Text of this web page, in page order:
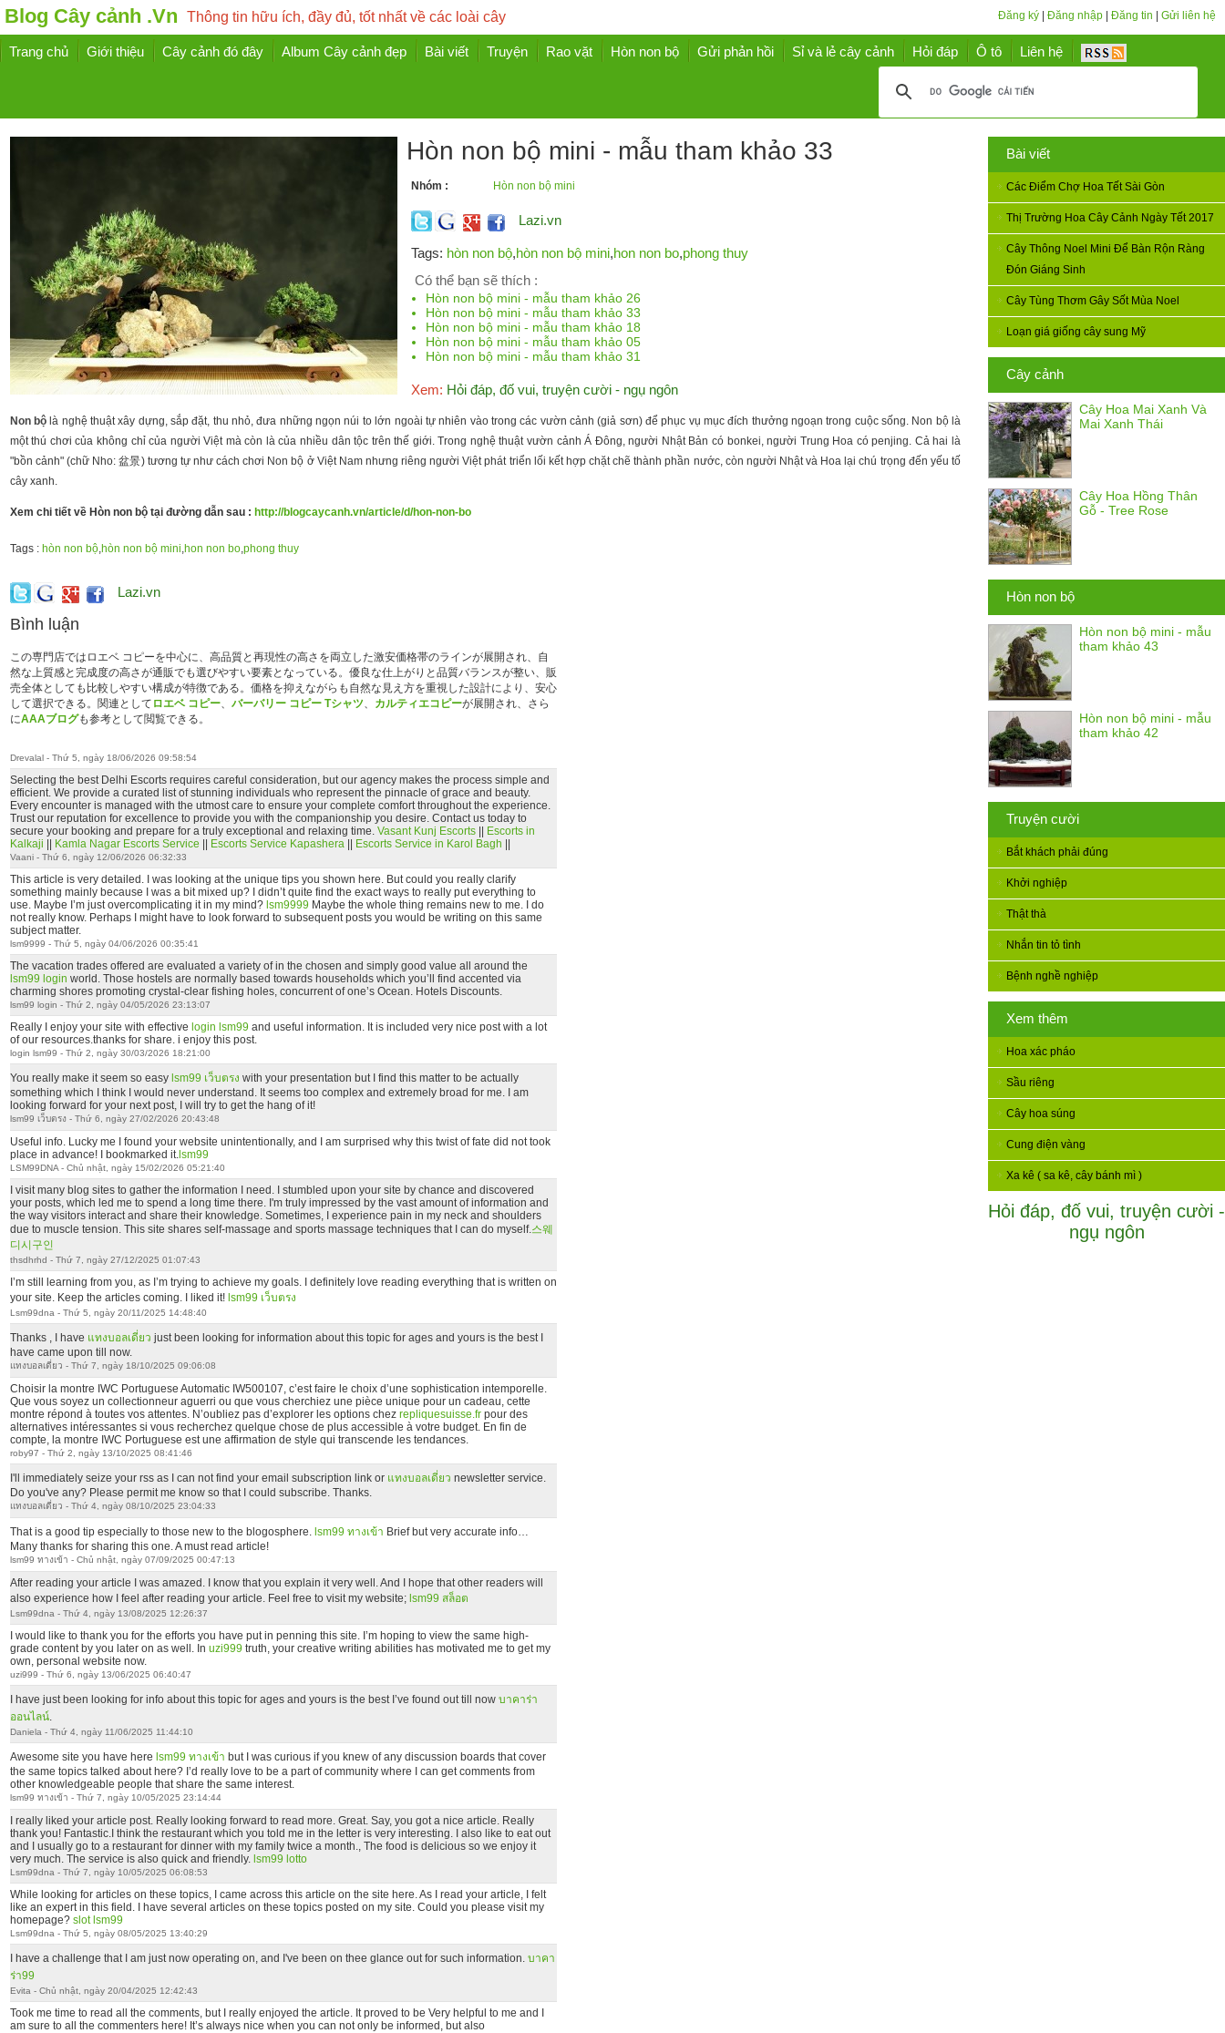
Blog Cây cảnh .Vn Thông tin hữu ích, đầy đủ, tốt nhất về các loài cây Đăng ký Đăng nhập Đăng tin Gửi liên hệ
Trang chủ Giới thiệu Cây cảnh đó đây Album Cây cảnh đẹp Bài viết Truyện Rao vặt Hòn non bộ Gửi phản hồi Sỉ và lẻ cây cảnh Hỏi đáp Ô tô Liên hệ
Bài viết
Các Điểm Chợ Hoa Tết Sài Gòn
Thị Trường Hoa Cây Cảnh Ngày Tết 2017
Cây Thông Noel Mini Để Bàn Rộn Ràng
Đón Giáng Sinh
Cây Tùng Thơm Gây Sốt Mùa Noel
Loạn giá giống cây sung Mỹ
Cây cảnh
Cây Hoa Mai Xanh Và
Mai Xanh Thái
Cây Hoa Hồng Thân
Gỗ - Tree Rose
Hòn non bộ
Hòn non bộ mini - mẫu
tham khảo 43
Hòn non bộ mini - mẫu
tham khảo 42
Truyện cười
Bắt khách phải đúng
Khởi nghiệp
Thật thà
Nhắn tin tỏ tình
Bệnh nghề nghiệp
Xem thêm
Hoa xác pháo
Sầu riêng
Cây hoa súng
Cung điện vàng
Xa kê ( sa kê, cây bánh mì )
Hỏi đáp, đố vui, truyện cười -
ngụ ngôn
Hòn non bộ mini - mẫu tham khảo 33
Nhóm : Hòn non bộ mini
Lazi.vn
Tags: hòn non bộ,hòn non bộ mini,hon non bo,phong thuy
Có thể bạn sẽ thích :
Hòn non bộ mini - mẫu tham khảo 26
Hòn non bộ mini - mẫu tham khảo 33
Hòn non bộ mini - mẫu tham khảo 18
Hòn non bộ mini - mẫu tham khảo 05
Hòn non bộ mini - mẫu tham khảo 31
Xem: Hỏi đáp, đố vui, truyện cười - ngụ ngôn
Non bộ là nghệ thuật xây dựng, sắp đặt, thu nhỏ, đưa những ngọn núi to lớn ngoài tự nhiên vào trong các vườn cảnh (giả sơn) để phục vụ mục đích thưởng ngoạn trong cuộc sống. Non bộ là
một thú chơi của không chỉ của người Việt mà còn là của nhiều dân tộc trên thế giới. Trong nghệ thuật vườn cảnh Á Đông, người Nhật Bản có bonkei, người Trung Hoa có penjing. Cả hai là
"bồn cảnh" (chữ Nho: 盆景) tương tự như cách chơi Non bộ ở Việt Nam nhưng riêng người Việt phát triển lối kết hợp chặt chẽ thành phần nước, còn người Nhật và Hoa lại chú trọng đến yếu tố
cây xanh.
Xem chi tiết về Hòn non bộ tại đường dẫn sau : http://blogcaycanh.vn/article/d/hon-non-bo
Tags : hòn non bộ,hòn non bộ mini,hon non bo,phong thuy
Lazi.vn
Bình luận
この専門店ではロエベ コピーを中心に、高品質と再現性の高さを両立した激安価格帯のラインが展開され、自
然な上質感と完成度の高さが通販でも選びやすい要素となっている。優良な仕上がりと品質バランスが整い、販
売全体としても比較しやすい構成が特徴である。価格を抑えながらも自然な見え方を重視した設計により、安心
して選択できる。関連として ロエベ コピー、 バーバリー コピー Tシャツ、 カルティエコピーが展開され、さら
にAAAブログも参考として閲覧できる。
Drevalal - Thứ 5, ngày 18/06/2026 09:58:54
Selecting the best Delhi Escorts requires careful consideration, but our agency makes the process simple and
efficient. We provide a curated list of stunning individuals who represent the pinnacle of grace and beauty.
Every encounter is managed with the utmost care to ensure your complete comfort throughout the experience.
Trust our reputation for excellence to provide you with the companionship you desire. Contact us today to
secure your booking and prepare for a truly exceptional and relaxing time. Vasant Kunj Escorts
Escorts in
Kalkaji
Kamla Nagar Escorts Service Escorts Service Kapashera Escorts Service in Karol Bagh
Vaani - Thứ 6, ngày 12/06/2026 06:32:33
This article is very detailed. I was looking at the unique tips you shown here. But could you really clarify
something mainly because I was a bit mixed up? I didn’t quite find the exact ways to really put everything to
use. Maybe I’m just overcomplicating it in my mind? lsm9999 Maybe the whole thing remains new to me. I do
not really know. Perhaps I might have to look forward to subsequent posts you would be writing on this same
subject matter.
lsm9999 - Thứ 5, ngày 04/06/2026 00:35:41
The vacation trades offered are evaluated a variety of in the chosen and simply good value all around the
lsm99 login world. Those hostels are normally based towards households which you’ll find accented via
charming shores promoting crystal-clear fishing holes, concurrent of one’s Ocean. Hotels Discounts.
lsm99 login - Thứ 2, ngày 04/05/2026 23:13:07
Really I enjoy your site with effective login lsm99 and useful information. It is included very nice post with a lot
of our resources.thanks for share. i enjoy this post.
login lsm99 - Thứ 2, ngày 30/03/2026 18:21:00
You really make it seem so easy lsm99 เว็บตรง with your presentation but I find this matter to be actually
something which I think I would never understand. It seems too complex and extremely broad for me. I am
looking forward for your next post, I will try to get the hang of it!
lsm99 เว็บตรง - Thứ 6, ngày 27/02/2026 20:43:48
Useful info. Lucky me I found your website unintentionally, and I am surprised why this twist of fate did not took
place in advance! I bookmarked it.lsm99
LSM99DNA - Chủ nhật, ngày 15/02/2026 05:21:40
I visit many blog sites to gather the information I need. I stumbled upon your site by chance and discovered
your posts, which led me to spend a long time there. I'm truly impressed by the vast amount of information and
the way visitors interact and share their knowledge. Sometimes, I experience pain in my neck and shoulders
due to muscle tension. This site shares self-massage and sports massage techniques that I can do myself.스웨
디시구인
thsdhrhd - Thứ 7, ngày 27/12/2025 01:07:43
I’m still learning from you, as I’m trying to achieve my goals. I definitely love reading everything that is written on
your site. Keep the articles coming. I liked it! lsm99 เว็บตรง
Lsm99dna - Thứ 5, ngày 20/11/2025 14:48:40
Thanks , I have แทงบอลเดี่ยว just been looking for information about this topic for ages and yours is the best I
have came upon till now.
แทงบอลเดี่ยว - Thứ 7, ngày 18/10/2025 09:06:08
Choisir la montre IWC Portuguese Automatic IW500107, c’est faire le choix d’une sophistication intemporelle.
Que vous soyez un collectionneur aguerri ou que vous cherchiez une pièce unique pour un cadeau, cette
montre répond à toutes vos attentes. N’oubliez pas d’explorer les options chez repliquesuisse.frpour des
alternatives intéressantes si vous recherchez quelque chose de plus accessible à votre budget. En fin de
compte, la montre IWC Portuguese est une affirmation de style qui transcende les tendances.
roby97 - Thứ 2, ngày 13/10/2025 08:41:46
I'll immediately seize your rss as I can not find your email subscription link or แทงบอลเดี่ยว newsletter service.
Do you've any? Please permit me know so that I could subscribe. Thanks.
แทงบอลเดี่ยว - Thứ 4, ngày 08/10/2025 23:04:33
That is a good tip especially to those new to the blogosphere. lsm99 ทางเข้า Brief but very accurate info…
Many thanks for sharing this one. A must read article!
lsm99 ทางเข้า - Chủ nhật, ngày 07/09/2025 00:47:13
After reading your article I was amazed. I know that you explain it very well. And I hope that other readers will
also experience how I feel after reading your article. Feel free to visit my website; lsm99 สล็อต
Lsm99dna - Thứ 4, ngày 13/08/2025 12:26:37
I would like to thank you for the efforts you have put in penning this site. I’m hoping to view the same high-
grade content by you later on as well. In uzi999 truth, your creative writing abilities has motivated me to get my
own, personal website now.
uzi999 - Thứ 6, ngày 13/06/2025 06:40:47
I have just been looking for info about this topic for ages and yours is the best I’ve found out till now บาคาร่า
ออนไลน์.
Daniela - Thứ 4, ngày 11/06/2025 11:44:10
Awesome site you have here lsm99 ทางเข้า but I was curious if you knew of any discussion boards that cover
the same topics talked about here? I’d really love to be a part of community where I can get comments from
other knowledgeable people that share the same interest.
lsm99 ทางเข้า - Thứ 7, ngày 10/05/2025 23:14:44
I really liked your article post. Really looking forward to read more. Great. Say, you got a nice article. Really
thank you! Fantastic.I think the restaurant which you told me in the letter is very interesting. I also like to eat out
and I usually go to a restaurant for dinner with my family twice a month., The food is delicious so we enjoy it
very much. The service is also quick and friendly. lsm99 lotto
Lsm99dna - Thứ 7, ngày 10/05/2025 06:08:53
While looking for articles on these topics, I came across this article on the site here. As I read your article, I felt
like an expert in this field. I have several articles on these topics posted on my site. Could you please visit my
homepage? slot lsm99
Lsm99dna - Thứ 5, ngày 08/05/2025 13:40:29
I have a challenge that I am just now operating on, and I've been on thee glance out for such information. บาคา
ร่า99
Evita - Chủ nhật, ngày 20/04/2025 12:42:43
Took me time to read all the comments, but I really enjoyed the article. It proved to be Very helpful to me and I
am sure to all the commenters here! It’s always nice when you can not only be informed, but also